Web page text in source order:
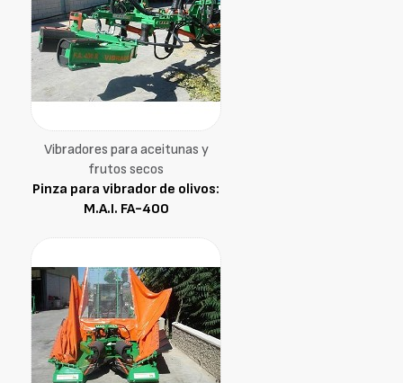
Vibradores para aceitunas y
frutos secos
Pinza para vibrador de olivos:
M.A.I. FA-400